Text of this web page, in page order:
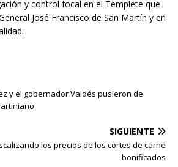
y control focal en el Templete que
José Francisco de San Martín y en
y el gobernador Valdés pusieron de
SIGUIENTE
los precios de los cortes de carne
bonificados